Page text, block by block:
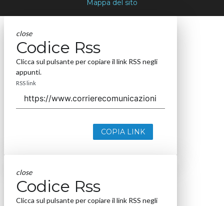
Mappa del sito
close
Codice Rss
Clicca sul pulsante per copiare il link RSS negli
appunti.
RSS link
COPIA LINK
close
Codice Rss
Clicca sul pulsante per copiare il link RSS negli